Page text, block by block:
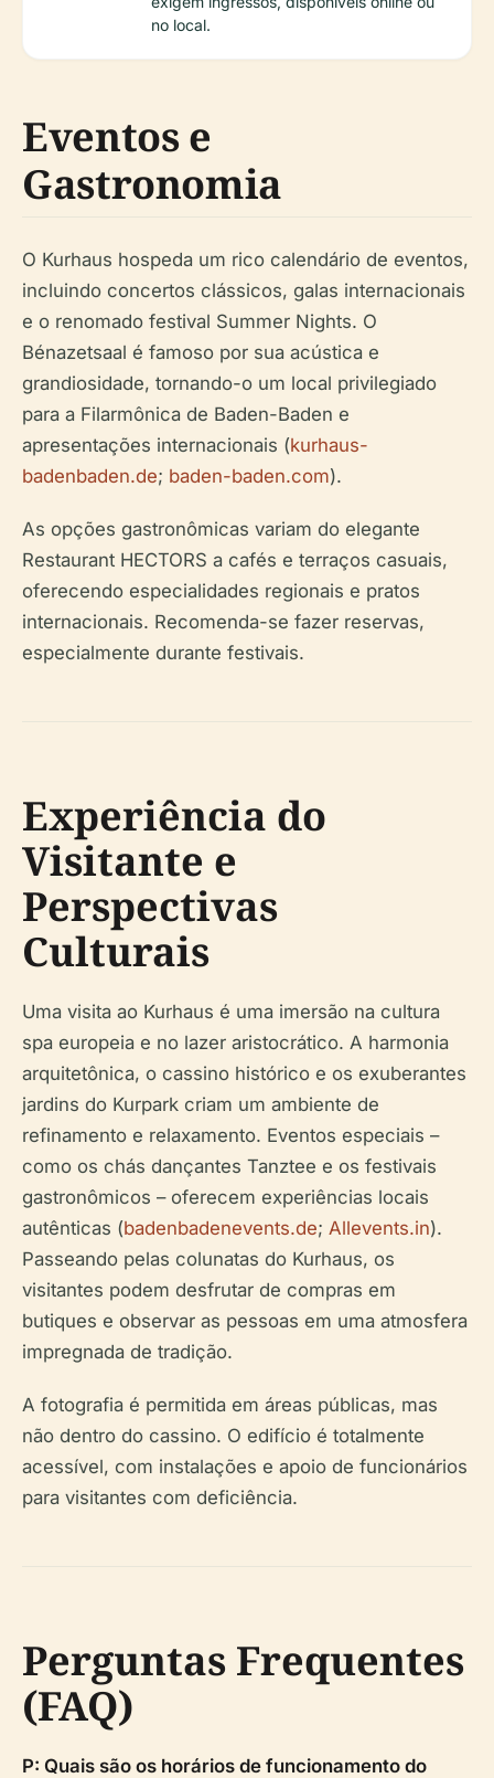
no local.
Eventos e
Gastronomia
O Kurhaus hospeda um rico calendário de eventos,
incluindo concertos clássicos, galas internacionais
e o renomado festival Summer Nights. O
Bénazetsaal é famoso por sua acústica e
grandiosidade, tornando-o um local privilegiado
para a Filarmônica de Baden-Baden e
apresentações internacionais (kurhaus-
badenbaden.de; baden-baden.com).
As opções gastronômicas variam do elegante
Restaurant HECTORS a cafés e terraços casuais,
oferecendo especialidades regionais e pratos
internacionais. Recomenda-se fazer reservas,
especialmente durante festivais.
Experiência do
Visitante e
Perspectivas
Culturais
Uma visita ao Kurhaus é uma imersão na cultura
spa europeia e no lazer aristocrático. A harmonia
arquitetônica, o cassino histórico e os exuberantes
jardins do Kurpark criam um ambiente de
refinamento e relaxamento. Eventos especiais –
como os chás dançantes Tanztee e os festivais
gastronômicos – oferecem experiências locais
autênticas (badenbadenevents.de; Allevents.in).
Passeando pelas colunatas do Kurhaus, os
visitantes podem desfrutar de compras em
butiques e observar as pessoas em uma atmosfera
impregnada de tradição.
A fotografia é permitida em áreas públicas, mas
não dentro do cassino. O edifício é totalmente
acessível, com instalações e apoio de funcionários
para visitantes com deficiência.
Perguntas Frequentes
(FAQ)
P: Quais são os horários de funcionamento do